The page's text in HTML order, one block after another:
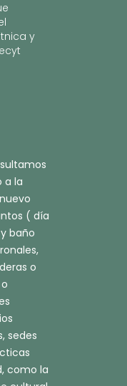
y
a la
( día
baño
o
sedes
como la